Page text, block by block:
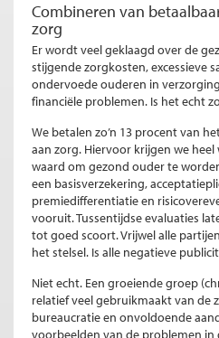
Combineren van
zorg
Er wordt veel geklaagd over de
stijgende zorgkosten, excessieve
ondervoede ouderen in
financiële problemen. Is het echt
We betalen zo’n 13 procent van
aan zorg. Hiervoor krijgen we
waard om gezond ouder te
een basisverzekering,
premiedifferentiatie en
vooruit. Tussentijdse evaluaties
tot goed scoort. Vrijwel alle
het stelsel. Is alle negatieve
Niet echt. Een groeiende groep
relatief veel gebruikmaakt van de
bureaucratie en onvoldoende
voorbeelden van de problemen in